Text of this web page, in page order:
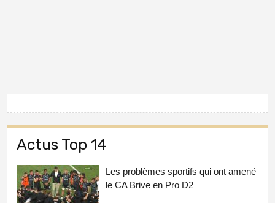
Actus Top 14
Les problèmes sportifs qui ont amené
le CA Brive en Pro D2